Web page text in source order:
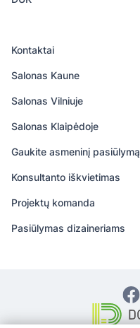
Kontaktai
Salonas Kaune
Salonas Vilniuje
Salonas Klaipėdoje
Gaukite asmeninį pasiūlymą
Konsultanto iškvietimas
Projektų komanda
Pasiūlymas dizaineriams